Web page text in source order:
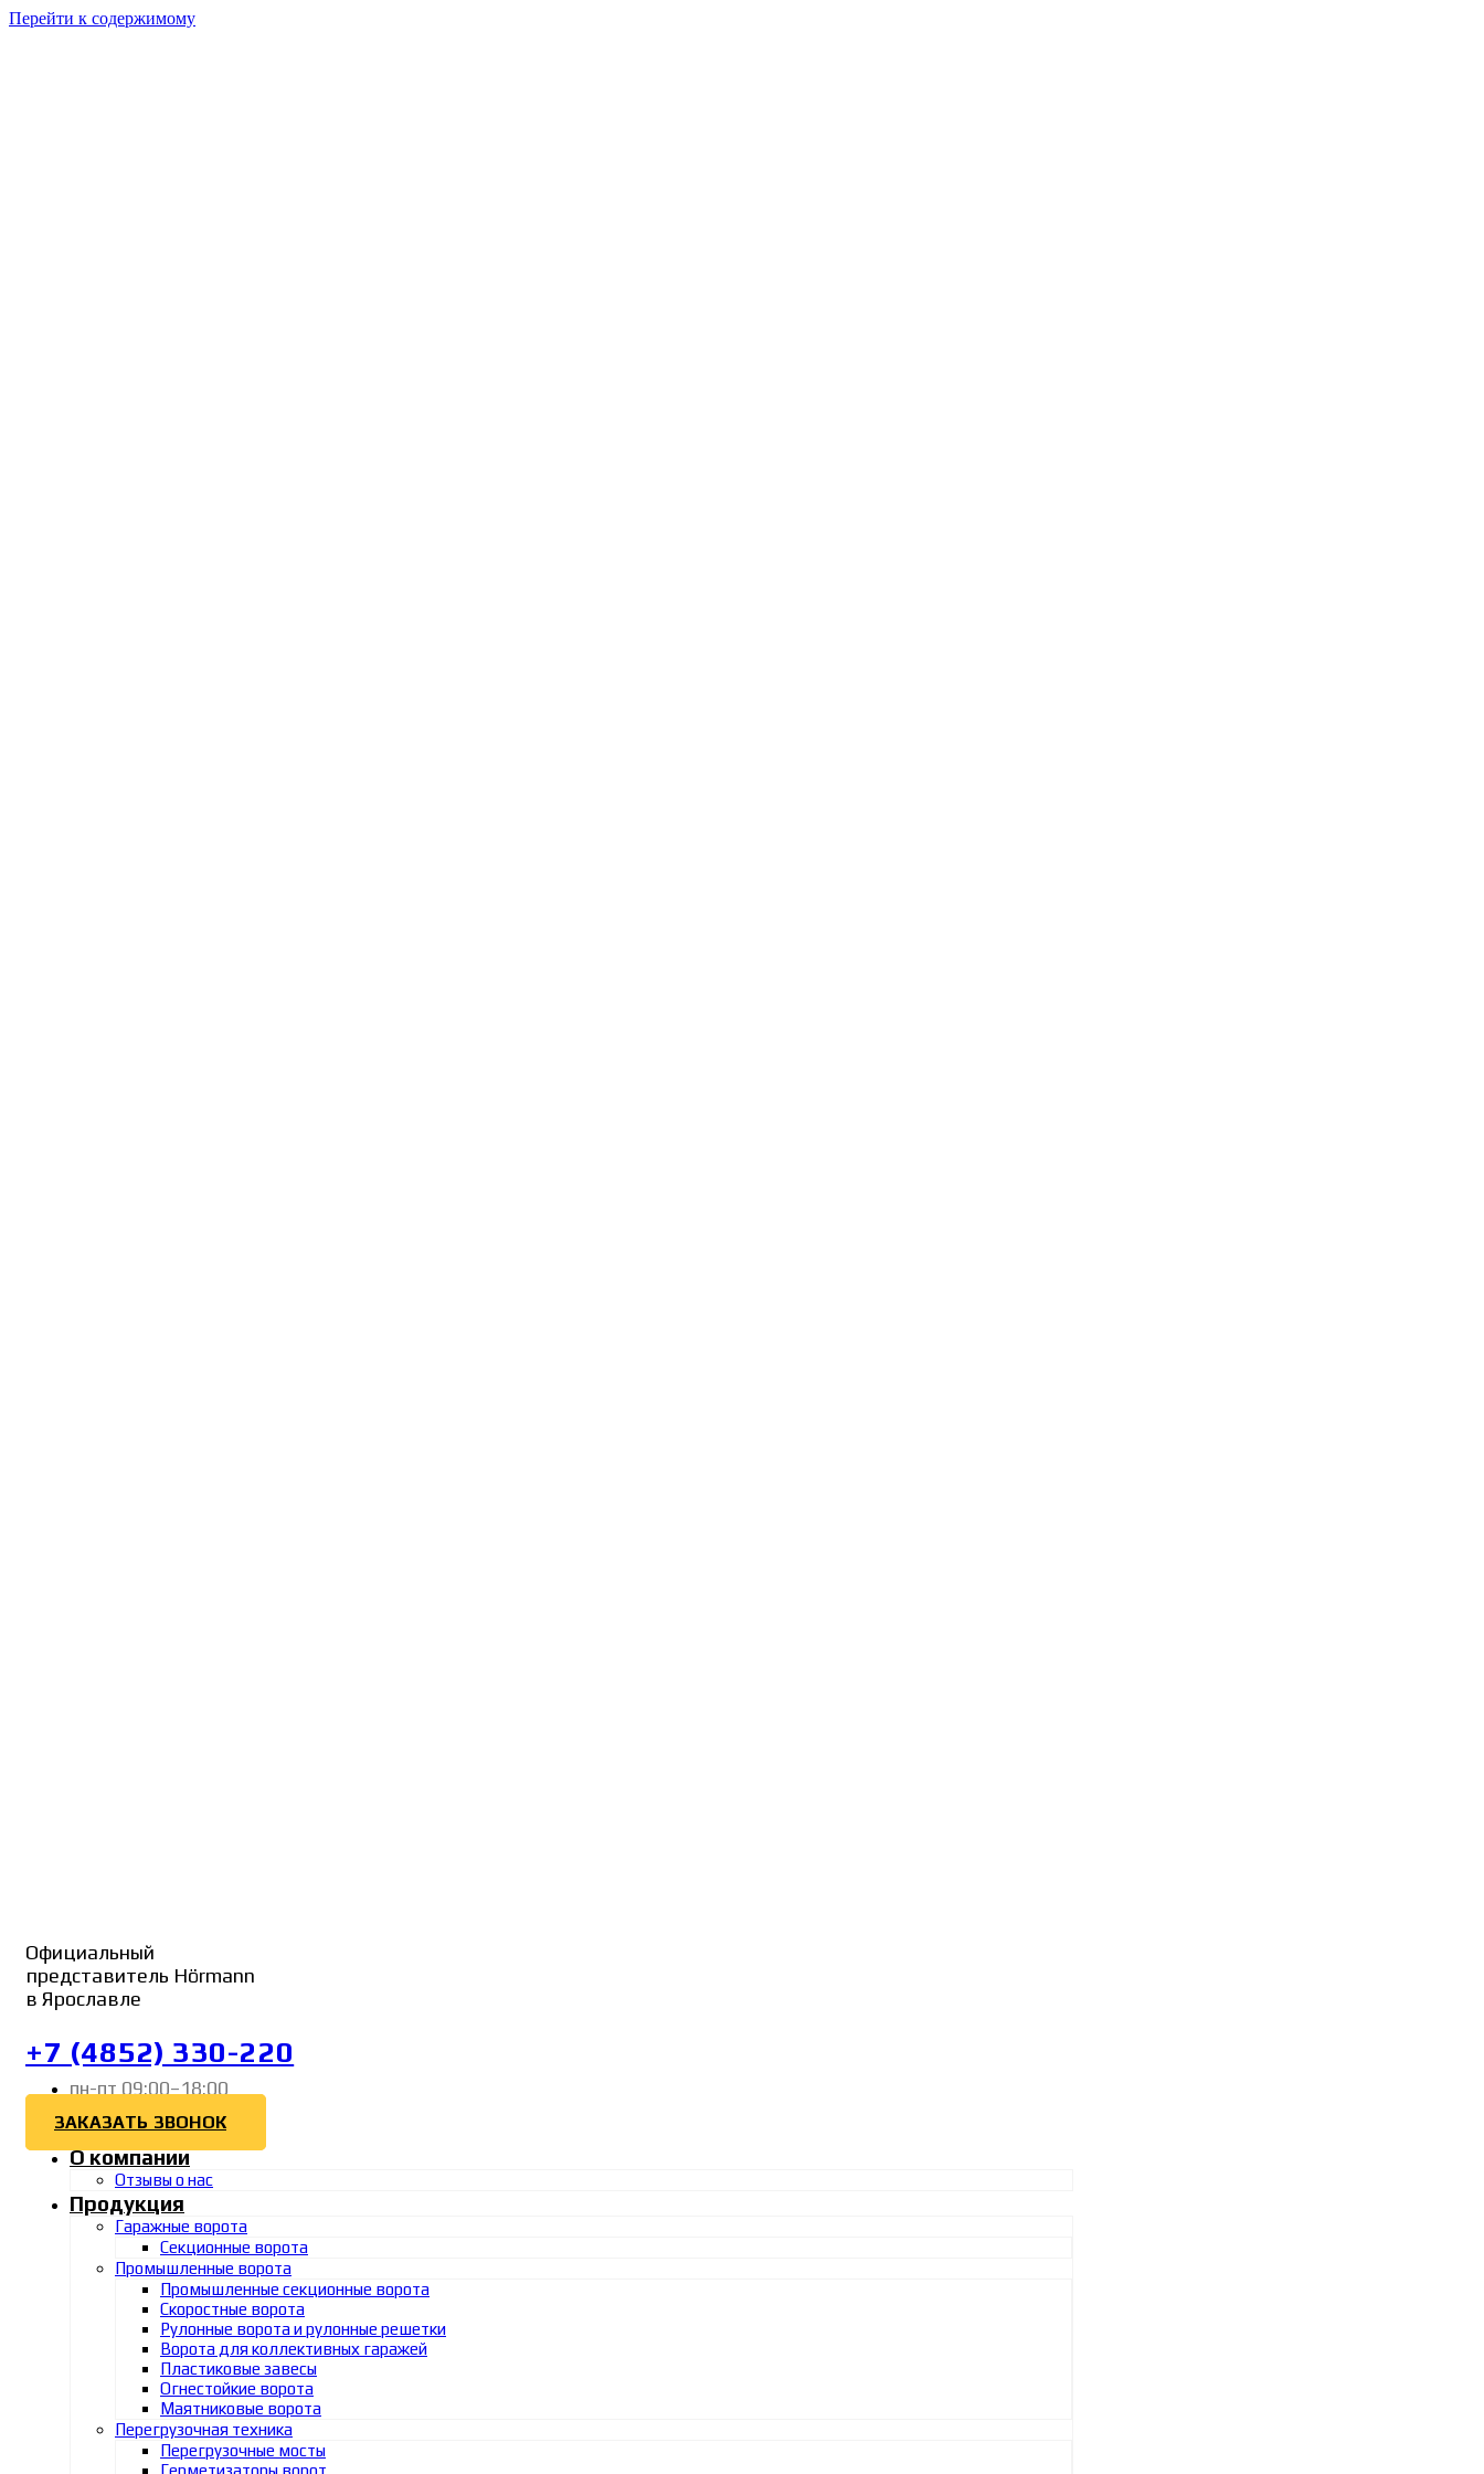
Перейти к содержимому
Официальный
представитель Hörmann
в Ярославле
+7 (4852) 330-220
пн-пт 09:00–18:00
ЗАКАЗАТЬ ЗВОНОК
О компании
Отзывы о нас
Продукция
Гаражные ворота
Секционные ворота
Промышленные ворота
Промышленные секционные ворота
Скоростные ворота
Рулонные ворота и рулонные решетки
Ворота для коллективных гаражей
Пластиковые завесы
Огнестойкие ворота
Маятниковые ворота
Перегрузочная техника
Перегрузочные мосты
Герметизаторы ворот